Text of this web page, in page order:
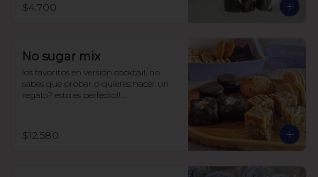
$4.700
No sugar mix
los favoritos en versión cocktail, no
sabes que probar o quieres hacer un
regalo? esto es perfecto!!
4 chilenitos
2 cookie avena
$12.580